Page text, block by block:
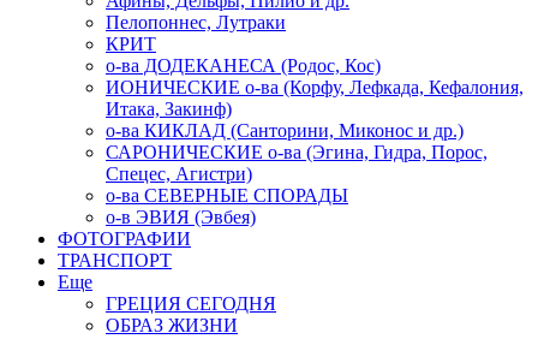
Пелопоннес, Лутраки
КРИТ
о-ва ДОДЕКАНЕСА (Родос, Кос)
ИОНИЧЕСКИЕ о-ва (Корфу, Лефкада, Кефалония,
Итака, Закинф)
о-ва КИКЛАД (Санторини, Миконос и др.)
САРОНИЧЕСКИЕ о-ва (Эгина, Гидра, Порос,
Спецес, Агистри)
о-ва СЕВЕРНЫЕ СПОРАДЫ
о-в ЭВИЯ (Эвбея)
ФОТОГРАФИИ
ТРАНСПОРТ
Еще
ГРЕЦИЯ СЕГОДНЯ
ОБРАЗ ЖИЗНИ